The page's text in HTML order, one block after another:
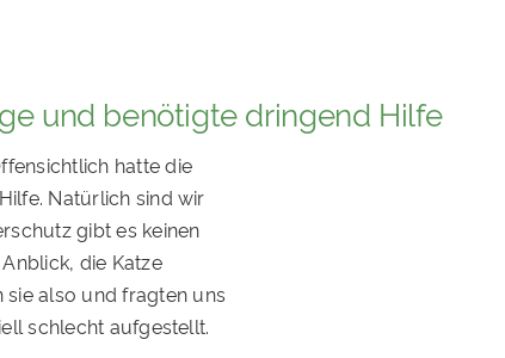
und benötigte dringend Hilfe
hatte die
Natürlich sind wir
gibt es keinen
die Katze
also und fragten uns
schlecht aufgestellt.